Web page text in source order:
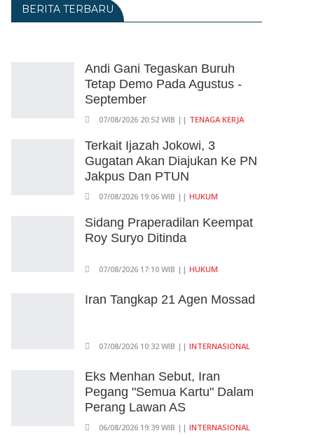
BERITA TERBARU
Andi Gani Tegaskan Buruh
Tetap Demo Pada Agustus -
September
07/08/2026 20:52 WIB || TENAGA KERJA
Terkait Ijazah Jokowi, 3
Gugatan Akan Diajukan Ke PN
Jakpus Dan PTUN
07/08/2026 19:06 WIB || HUKUM
Sidang Praperadilan Keempat
Roy Suryo Ditinda
07/08/2026 17:10 WIB || HUKUM
Iran Tangkap 21 Agen Mossad
07/08/2026 10:32 WIB || INTERNASIONAL
Eks Menhan Sebut, Iran
Pegang "Semua Kartu" Dalam
Perang Lawan AS
06/08/2026 19:39 WIB || INTERNASIONAL